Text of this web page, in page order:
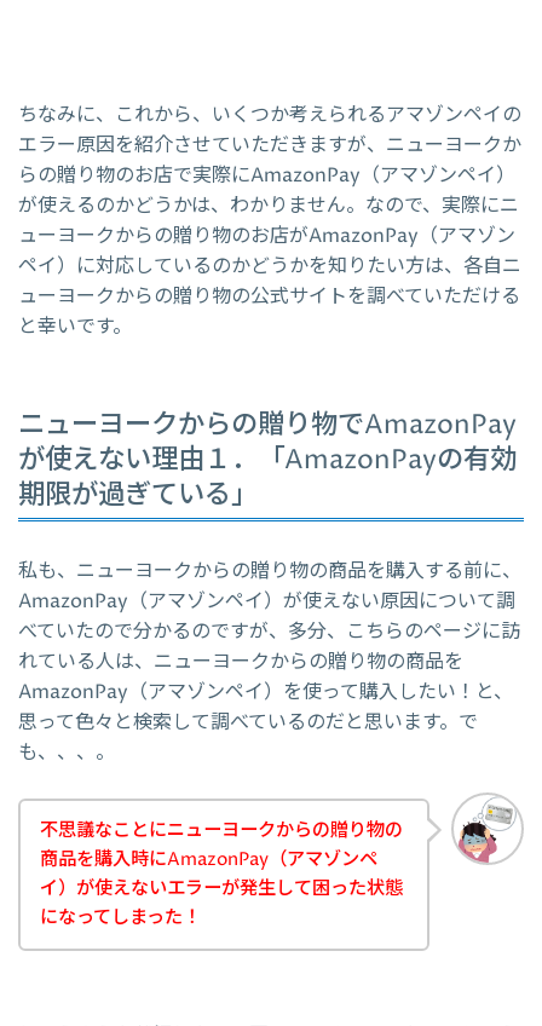
ちなみに、これから、いくつか考えられるアマゾンペイの
エラー原因を紹介させていただきますが、ニューヨークか
らの贈り物のお店で実際にAmazonPay（アマゾンペイ）
が使えるのかどうかは、わかりません。なので、実際にニ
ューヨークからの贈り物のお店がAmazonPay（アマゾン
ペイ）に対応しているのかどうかを知りたい方は、各自ニ
ューヨークからの贈り物の公式サイトを調べていただける
と幸いです。
ニューヨークからの贈り物でAmazonPay
が使えない理由１．「AmazonPayの有効
期限が過ぎている」
私も、ニューヨークからの贈り物の商品を購入する前に、
AmazonPay（アマゾンペイ）が使えない原因について調
べていたので分かるのですが、多分、こちらのページに訪
れている人は、ニューヨークからの贈り物の商品を
AmazonPay（アマゾンペイ）を使って購入したい！と、
思って色々と検索して調べているのだと思います。で
も、、、。
不思議なことにニューヨークからの贈り物の
商品を購入時にAmazonPay（アマゾンペ
イ）が使えないエラーが発生して困った状態
になってしまった！